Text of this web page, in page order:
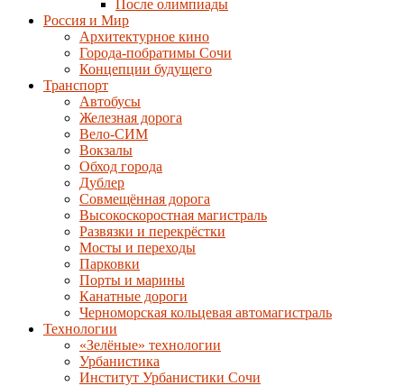
После олимпиады
Россия и Мир
Архитектурное кино
Города-побратимы Сочи
Концепции будущего
Транспорт
Автобусы
Железная дорога
Вело-СИМ
Вокзалы
Обход города
Дублер
Совмещённая дорога
Высокоскоростная магистраль
Развязки и перекрёстки
Мосты и переходы
Парковки
Порты и марины
Канатные дороги
Черноморская кольцевая автомагистраль
Технологии
«Зелёные» технологии
Урбанистика
Институт Урбанистики Сочи